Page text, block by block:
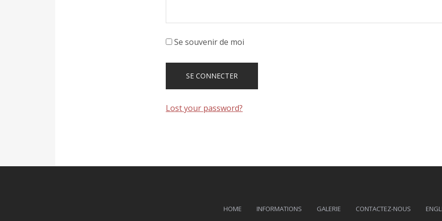
Se souvenir de moi
Lost your password?
HOME INFORMATIONS GALERIE CONTACTEZ-NOUS